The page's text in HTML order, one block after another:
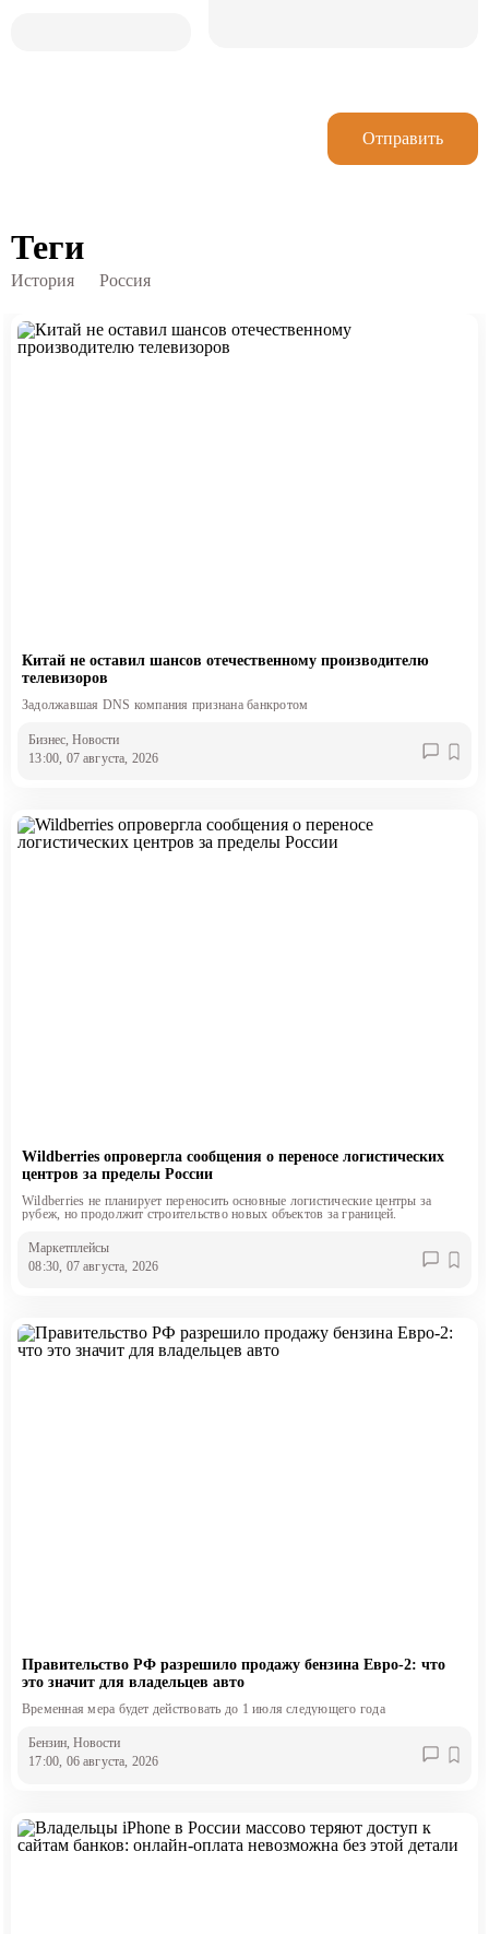
Отправить
Теги
История Россия
Китай не оставил шансов отечественному производителю
телевизоров
Задолжавшая DNS компания признана банкротом
Бизнес, Новости
13:00, 07 августа, 2026
Wildberries опровергла сообщения о переносе логистических
центров за пределы России
Wildberries не планирует переносить основные логистические центры за
рубеж, но продолжит строительство новых объектов за границей.
Маркетплейсы
08:30, 07 августа, 2026
Правительство РФ разрешило продажу бензина Евро-2: что
это значит для владельцев авто
Временная мера будет действовать до 1 июля следующего года
Бензин, Новости
17:00, 06 августа, 2026